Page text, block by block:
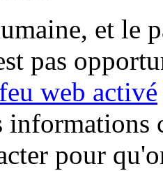
et le
pas
web activé
informations
pour